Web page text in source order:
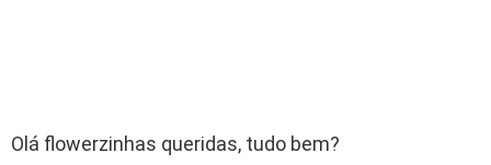
Olá flowerzinhas queridas, tudo bem?